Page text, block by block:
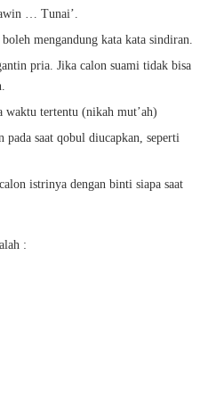
… Tunai’.
mengandung kata kata sindiran.
pria. Jika calon suami tidak bisa
tertentu (nikah mut’ah)
saat qobul diucapkan, seperti
istrinya dengan binti siapa saat
: